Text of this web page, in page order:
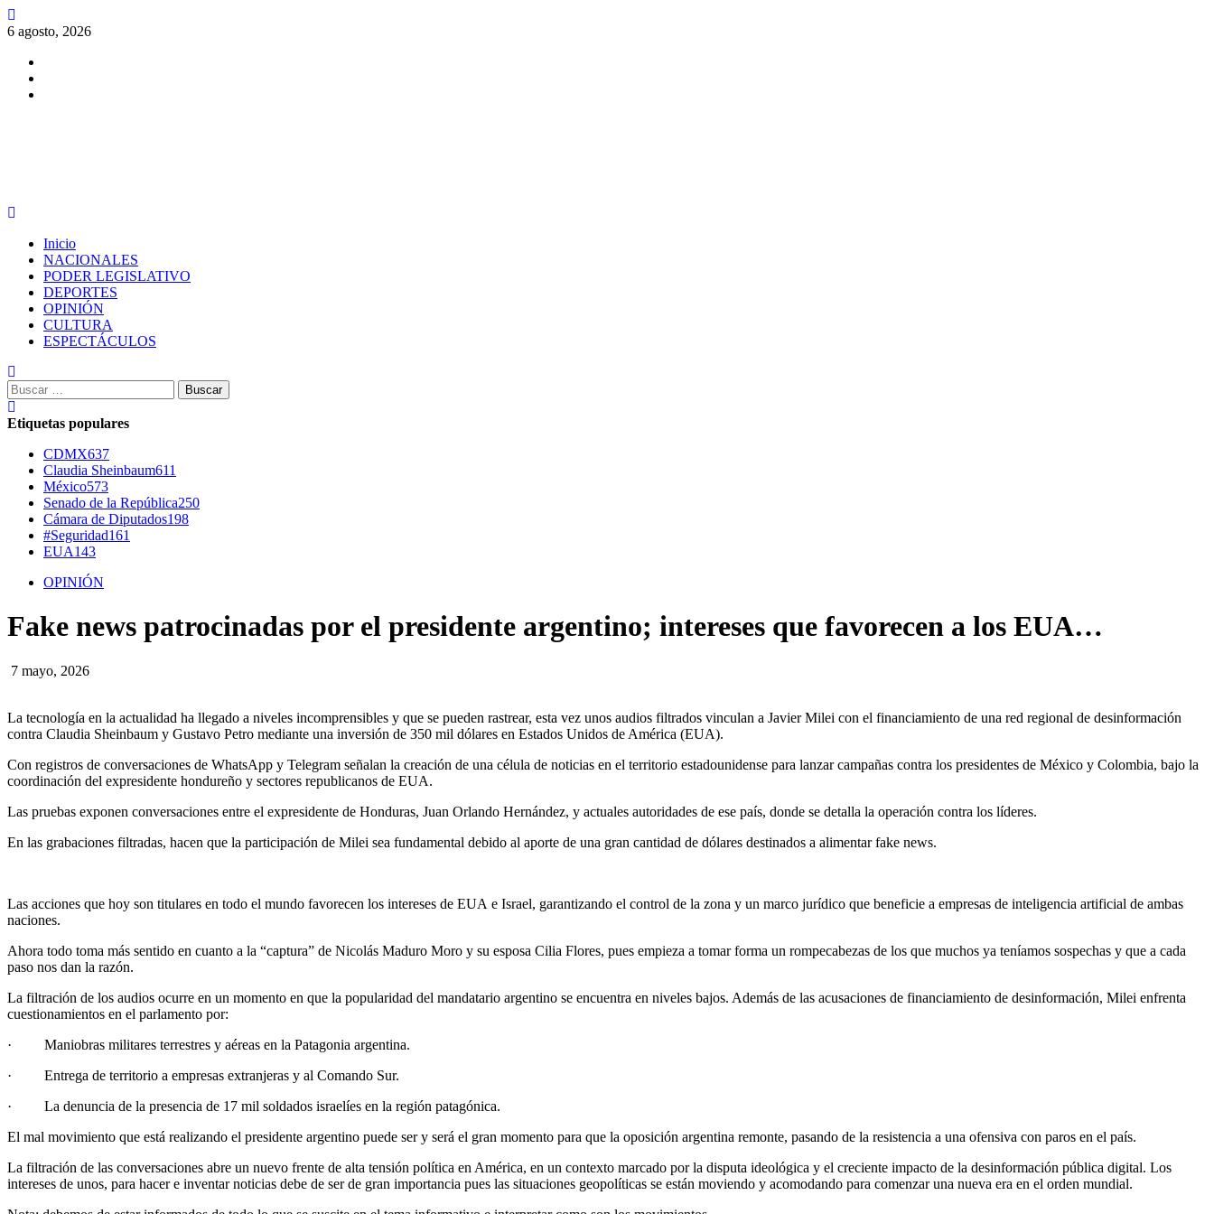
Saltar
al
6 agosto, 2026
Inicio
NACIONALES
PODER LEGISLATIVO
DEPORTES
OPINIÓN
CULTURA
ESPECTÁCULOS
Buscar:
Etiquetas populares
CDMX637
Claudia Sheinbaum611
México573
Senado de la República250
Cámara de Diputados198
#Seguridad161
EUA143
OPINIÓN
Fake news patrocinadas por el presidente argentino; intereses que favorecen a los EUA…
7 mayo, 2026
La tecnología en la actualidad ha llegado a niveles incomprensibles y que se pueden rastrear, esta vez unos audios filtrados vinculan a Javier Milei con el financiamiento de una red regional de desinformación
contra Claudia Sheinbaum y Gustavo Petro mediante una inversión de 350 mil dólares en Estados Unidos de América (EUA).
Con registros de conversaciones de WhatsApp y Telegram señalan la creación de una célula de noticias en el territorio estadounidense para lanzar campañas contra los presidentes de México y Colombia, bajo la
coordinación del expresidente hondureño y sectores republicanos de EUA.
Las pruebas exponen conversaciones entre el expresidente de Honduras, Juan Orlando Hernández, y actuales autoridades de ese país, donde se detalla la operación contra los líderes.
En las grabaciones filtradas, hacen que la participación de Milei sea fundamental debido al aporte de una gran cantidad de dólares destinados a alimentar fake news.
Las acciones que hoy son titulares en todo el mundo favorecen los intereses de EUA e Israel, garantizando el control de la zona y un marco jurídico que beneficie a empresas de inteligencia artificial de ambas
naciones.
Ahora todo toma más sentido en cuanto a la “captura” de Nicolás Maduro Moro y su esposa Cilia Flores, pues empieza a tomar forma un rompecabezas de los que muchos ya teníamos sospechas y que a cada
paso nos dan la razón.
La filtración de los audios ocurre en un momento en que la popularidad del mandatario argentino se encuentra en niveles bajos. Además de las acusaciones de financiamiento de desinformación, Milei enfrenta
cuestionamientos en el parlamento por:
· Maniobras militares terrestres y aéreas en la Patagonia argentina.
· Entrega de territorio a empresas extranjeras y al Comando Sur.
· La denuncia de la presencia de 17 mil soldados israelíes en la región patagónica.
El mal movimiento que está realizando el presidente argentino puede ser y será el gran momento para que la oposición argentina remonte, pasando de la resistencia a una ofensiva con paros en el país.
La filtración de las conversaciones abre un nuevo frente de alta tensión política en América, en un contexto marcado por la disputa ideológica y el creciente impacto de la desinformación pública digital. Los
intereses de unos, para hacer e inventar noticias debe de ser de gran importancia pues las situaciones geopolíticas se están moviendo y acomodando para comenzar una nueva era en el orden mundial.